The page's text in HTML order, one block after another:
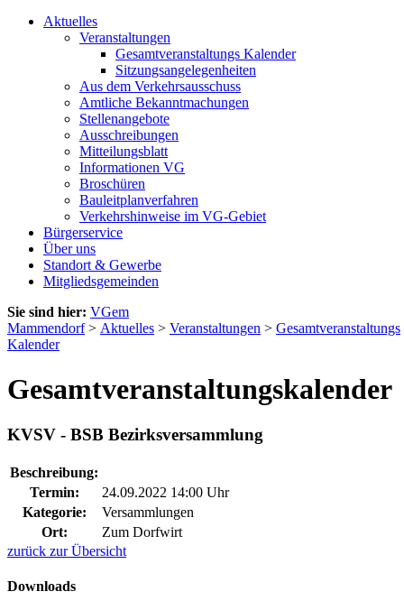
Aktuelles
Veranstaltungen
Gesamtveranstaltungs Kalender
Sitzungsangelegenheiten
Aus dem Verkehrsausschuss
Amtliche Bekanntmachungen
Stellenangebote
Ausschreibungen
Mitteilungsblatt
Informationen VG
Broschüren
Bauleitplanverfahren
Verkehrshinweise im VG-Gebiet
Bürgerservice
Über uns
Standort & Gewerbe
Mitgliedsgemeinden
Sie sind hier: VGem
Mammendorf> Aktuelles > Veranstaltungen > Gesamtveranstaltungs
Kalender
Gesamtveranstaltungskalender
KVSV - BSB Bezirksversammlung
Beschreibung:
Termin:
24.09.2022 14:00 Uhr
Kategorie:
Versammlungen
Ort:
Zum Dorfwirt
zurück zur Übersicht
Downloads